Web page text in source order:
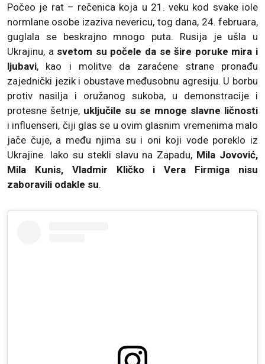
Počeo je rat – rečenica koja u 21. veku kod svake iole
normlane osobe izaziva nevericu, tog dana, 24. februara,
guglala se beskrajno mnogo puta. Rusija je ušla u
Ukrajinu, a svetom su počele da se šire poruke mira i
ljubavi, kao i molitve da zaraćene strane pronađu
zajednički jezik i obustave međusobnu agresiju. U borbu
protiv nasilja i oružanog sukoba, u demonstracije i
protesne šetnje, uključile su se mnoge slavne ličnosti
i influenseri, čiji glas se u ovim glasnim vremenima malo
jače čuje, a među njima su i oni koji vode poreklo iz
Ukrajine. Iako su stekli slavu na Zapadu, Mila Jovović,
Mila Kunis, Vladmir Kličko i Vera Firmiga nisu
zaboravili odakle su.